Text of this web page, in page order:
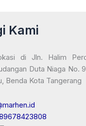
Kami
di Jln. Halim
Duta Niaga No.
Benda Kota Tangerang